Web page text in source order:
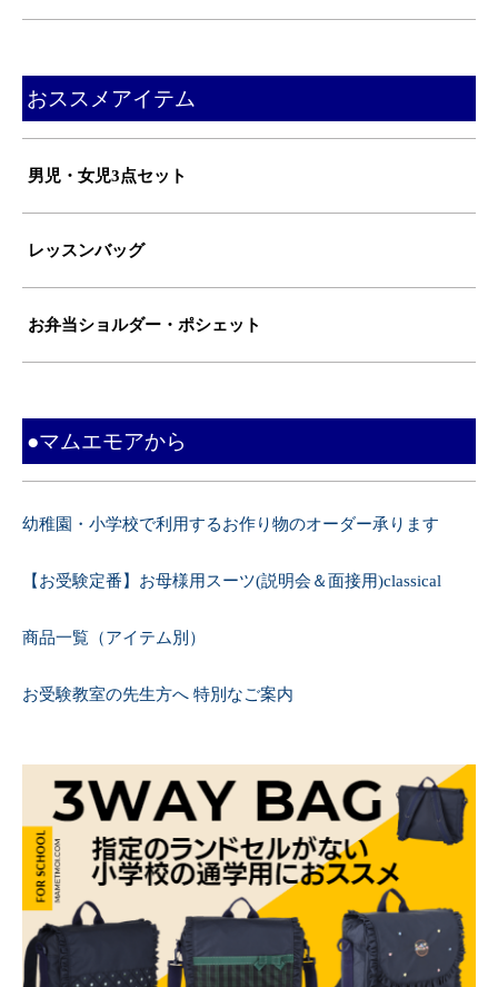
おススメアイテム
男児・女児3点セット
レッスンバッグ
お弁当ショルダー・ポシェット
●マムエモアから
幼稚園・小学校で利用するお作り物のオーダー承ります
【お受験定番】お母様用スーツ(説明会＆面接用)classical
商品一覧（アイテム別）
お受験教室の先生方へ 特別なご案内